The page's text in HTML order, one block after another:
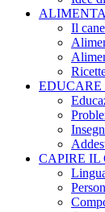
Il
EDUCARE
CAPIRE IL